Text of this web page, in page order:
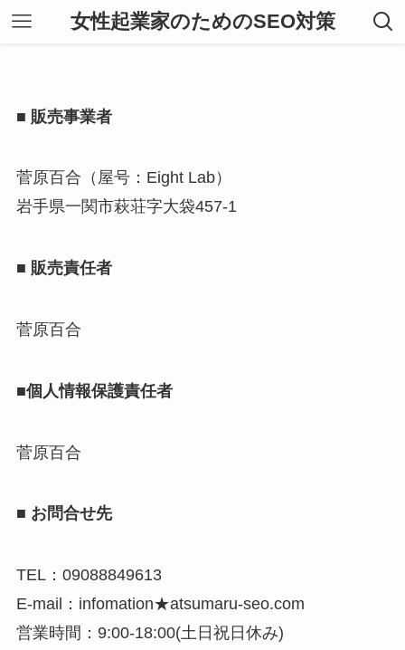
女性起業家のためのSEO対策
■ 販売事業者
菅原百合（屋号：Eight Lab）
岩手県一関市萩荘字大袋457-1
■ 販売責任者
菅原百合
■個人情報保護責任者
菅原百合
■ お問合せ先
TEL：09088849613
E-mail：infomation★atsumaru-seo.com
営業時間：9:00-18:00(土日祝日休み)